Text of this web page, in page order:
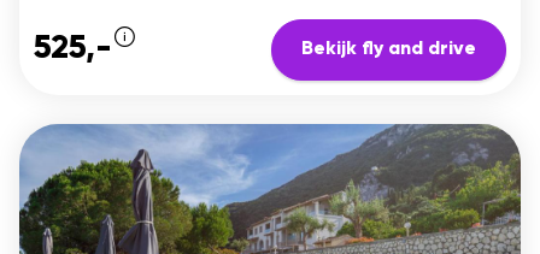
525,- Bekijk fly and drive